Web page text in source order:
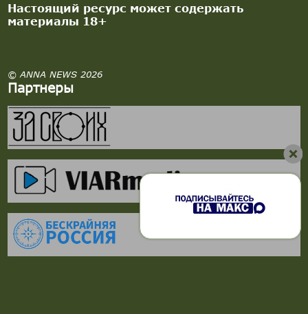
Настоящий ресурс может содержать
материалы 18+
© ANNA NEWS 2026
Партнеры